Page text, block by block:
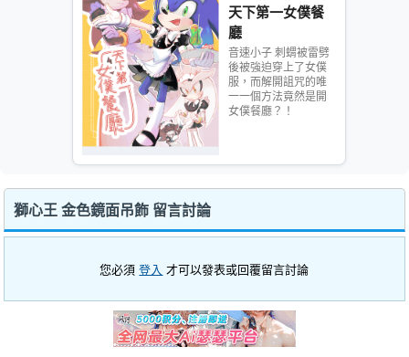
天下第一女僕餐
廳
音速小子 刺蝟被雷劈
後被強迫穿上了女僕
服，而解開詛咒的唯
一一個方法竟然是開
女僕餐廳？！
獅心王 金色鏡面吊飾 留言討論
您必須登入 才可以發表或回覆留言討論